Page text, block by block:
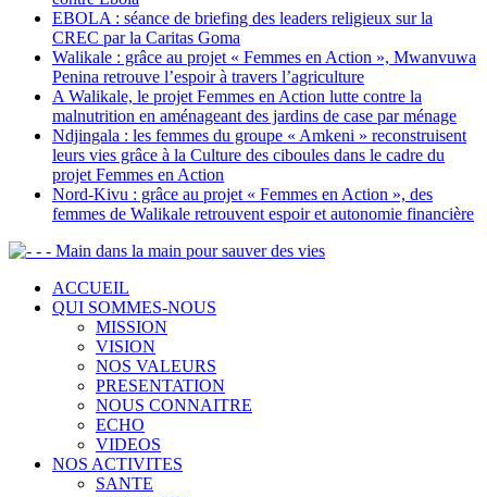
EBOLA : séance de briefing des leaders religieux sur la
CREC par la Caritas Goma
Walikale : grâce au projet « Femmes en Action », Mwanvuwa
Penina retrouve l’espoir à travers l’agriculture
A Walikale, le projet Femmes en Action lutte contre la
malnutrition en aménageant des jardins de case par ménage
Ndjingala : les femmes du groupe « Amkeni » reconstruisent
leurs vies grâce à la Culture des ciboules dans le cadre du
projet Femmes en Action
Nord-Kivu : grâce au projet « Femmes en Action », des
femmes de Walikale retrouvent espoir et autonomie financière
- - Main dans la main pour sauver des vies
ACCUEIL
QUI SOMMES-NOUS
MISSION
VISION
NOS VALEURS
PRESENTATION
NOUS CONNAITRE
ECHO
VIDEOS
NOS ACTIVITES
SANTE